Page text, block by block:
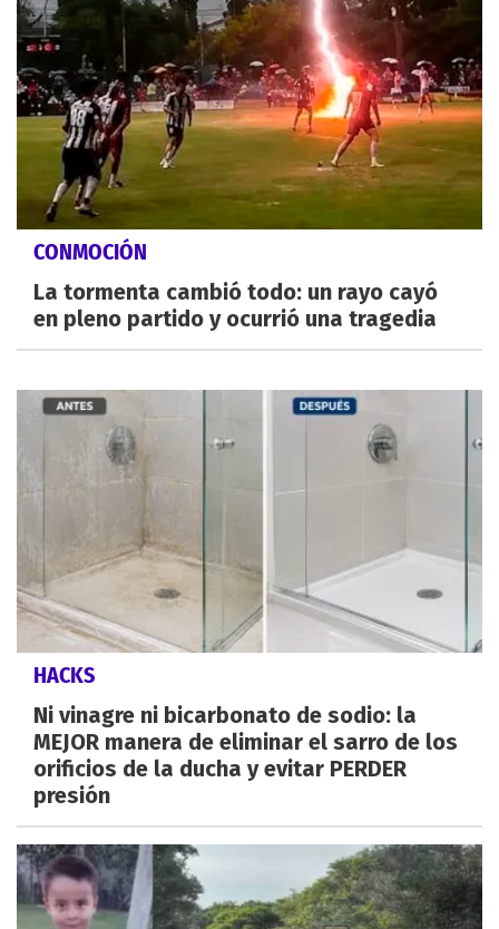
CONMOCIÓN
La tormenta cambió todo: un rayo cayó
en pleno partido y ocurrió una tragedia
HACKS
Ni vinagre ni bicarbonato de sodio: la
MEJOR manera de eliminar el sarro de los
orificios de la ducha y evitar PERDER
presión